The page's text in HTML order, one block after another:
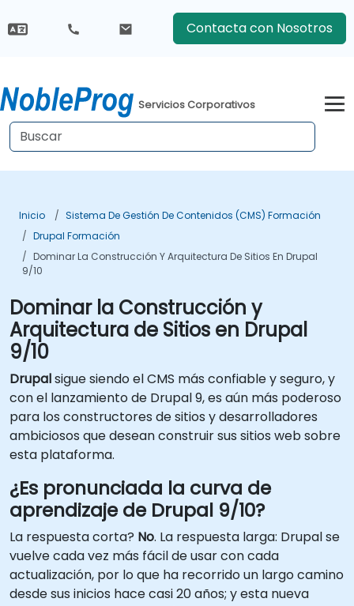
Contacta con Nosotros
Servicios Corporativos
Inicio
Sistema De Gestión De Contenidos (CMS) Formación
Drupal Formación
Dominar La Construcción Y Arquitectura De Sitios En Drupal
9/10
Dominar la Construcción y
Arquitectura de Sitios en Drupal
9/10
Drupalsigue siendo el CMS más confiable y seguro, y
con el lanzamiento de Drupal 9, es aún más poderoso
para los constructores de sitios y desarrolladores
ambiciosos que desean construir sus sitios web sobre
esta plataforma.
¿Es pronunciada la curva de
aprendizaje de Drupal 9/10?
La respuesta corta? No. La respuesta larga: Drupal se
vuelve cada vez más fácil de usar con cada
actualización, por lo que ha recorrido un largo camino
desde sus inicios hace casi 20 años; y esta nueva